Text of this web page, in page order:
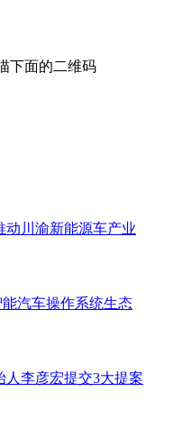
下面的二维码
动川渝新能源车产业
汽车操作系统生态
李彦宏提交3大提案